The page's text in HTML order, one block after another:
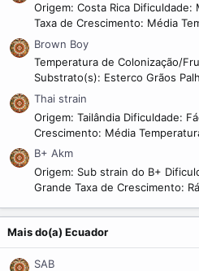
Origem: Costa Rica Dificuldade:
Taxa de Crescimento: Média
Brown Boy
Temperatura de Colonização/
Substrato(s): Esterco Grãos
Thai strain
Origem: Tailândia Dificuldade:
Crescimento: Média
B+ Akm
Origem: Sub strain do B+
Grande Taxa de Crescimento:
Mais do(a) Ecuador
SAB